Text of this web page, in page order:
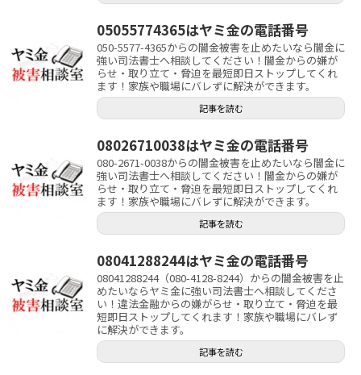
05055774365はヤミ金の電話番号
050-5577-4365からの闇金被害を止めたいなら闇金に
強い司法書士へ相談してください！闇金からの嫌が
らせ・取り立て・脅迫を最短即日ストップしてくれ
ます！家族や職場にバレずに解決ができます。
記事を読む
08026710038はヤミ金の電話番号
080-2671-0038からの闇金被害を止めたいなら闇金に
強い司法書士へ相談してください！闇金からの嫌が
らせ・取り立て・脅迫を最短即日ストップしてくれ
ます！家族や職場にバレずに解決ができます。
記事を読む
08041288244はヤミ金の電話番号
08041288244（080-4128-8244）からの闇金被害を止
めたいならヤミ金に強い司法書士へ相談してくださ
い！違法金融からの嫌がらせ・取り立て・脅迫を最
短即日ストップしてくれます！家族や職場にバレず
に解決ができます。
記事を読む